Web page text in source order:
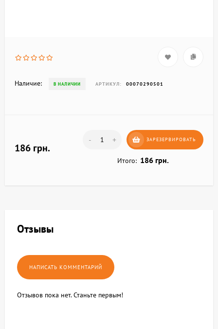
Наличие: В НАЛИЧИИ АРТИКУЛ: 00070290501
186 грн.
- + ЗАРЕЗЕРВИРОВАТЬ
Итого: 186 грн.
Отзывы
Отзывов пока нет. Станьте первым!